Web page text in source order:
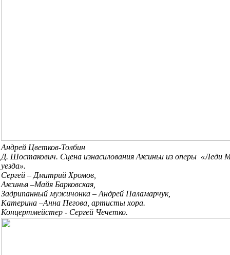
Андрей Цветков-Толбин
Д. Шостакович. Сцена изнасилования Аксиньи из оперы «Леди
уезда».
Сергей – Дмитрий Хромов,
Аксинья –Майя Барковская,
Задрипанный мужичонка – Андрей Паламарчук,
Катерина –Анна Пегова, артисты хора.
Концертмейстер - Сергей Чечетко.